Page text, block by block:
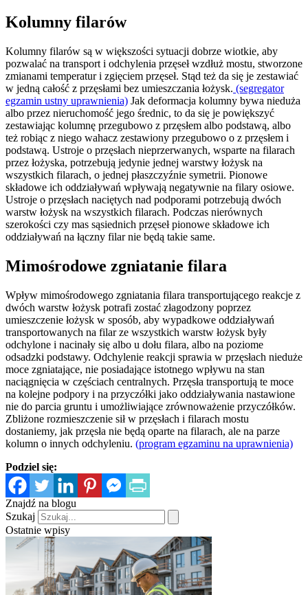
Kolumny filarów
Kolumny filarów są w większości sytuacji dobrze wiotkie, aby
pozwalać na transport i odchylenia przęseł wzdłuż mostu, stworzone
zmianami temperatur i zgięciem przęseł. Stąd też da się je zestawiać
w jedną całość z przęsłami bez umieszczania łożysk. (segregator
egzamin ustny uprawnienia) Jak deformacja kolumny bywa nieduża
albo przez nieruchomość jego średnic, to da się je powiększyć
zestawiając kolumnę przegubowo z przęsłem albo podstawą, albo
też robiąc z niego wahacz zestawiony przegubowo o z przęsłem i
podstawą. Ustroje o przęsłach nieprzerwanych, wsparte na filarach
przez łożyska, potrzebują jedynie jednej warstwy łożysk na
wszystkich filarach, o jednej płaszczyźnie symetrii. Pionowe
składowe ich oddziaływań wpływają negatywnie na filary osiowe.
Ustroje o przęsłach naciętych nad podporami potrzebują dwóch
warstw łożysk na wszystkich filarach. Podczas nierównych
szerokości czy mas sąsiednich przęseł pionowe składowe ich
oddziaływań na łączny filar nie będą takie same.
Mimośrodowe zgniatanie filara
Wpływ mimośrodowego zgniatania filara transportującego reakcje z
dwóch warstw łożysk potrafi zostać złagodzony poprzez
umieszczenie łożysk w sposób, aby wypadkowe oddziaływań
transportowanych na filar ze wszystkich warstw łożysk były
odchylone i nacinały się albo u dołu filara, albo na poziome
odsadzki podstawy. Odchylenie reakcji sprawia w przęsłach nieduże
moce zgniatające, nie posiadające istotnego wpływu na stan
naciągnięcia w częściach centralnych. Przęsła transportują te moce
na kolejne podpory i na przyczółki jako oddziaływania nastawione
nie do parcia gruntu i umożliwiające zrównoważenie przyczółków.
Zbliżone rozmieszczenie sił w przęsłach i filarach mostu
dostaniemy, jak przęsła nie będą oparte na filarach, ale na parze
kolumn o innych odchyleniu. (program egzaminu na uprawnienia)
Podziel się:
Znajdź na blogu
Szukaj
Ostatnie wpisy